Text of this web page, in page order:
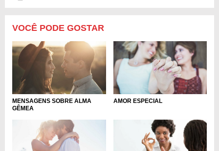
VOCÊ PODE GOSTAR
MENSAGENS SOBRE ALMA
GÊMEA
AMOR ESPECIAL